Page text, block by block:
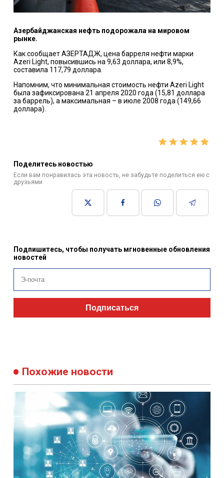
Азербайджанская нефть подорожала на мировом
рынке.
Как сообщает АЗЕРТАДЖ, цена барреля нефти марки
Azeri Light, повысившись на 9,63 доллара, или 8,9%,
составила 117,79 доллара.
Напомним, что минимальная стоимость нефти Azeri Light
была зафиксирована 21 апреля 2020 года (15,81 доллара
за баррель), а максимальная – в июле 2008 года (149,66
доллара).
Поделитесь новостью
Если вам понравилась эта новость, не забудьте поделиться ею с
друзьями
Подпишитесь, чтобы получать мгновенные обновления
новостей
Подписаться
Похожие новости